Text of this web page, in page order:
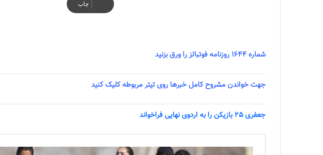
چاپ
شماره 1644 روزنامه فوتبالز را ورق بزنید
جهت خواندن مشروح کامل خبرها روی تیتر مربوطه کلیک کنید
جعفری 25 بازیکن را به اردوی نهایی فراخواند